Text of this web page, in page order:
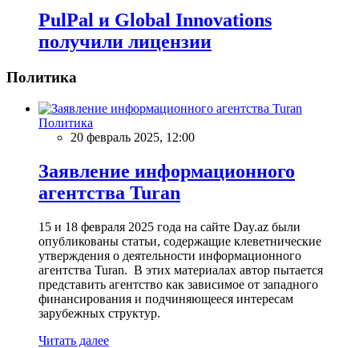
PulPal и Global Innovations
получили лицензии
Политика
Политика
20 февраль 2025, 12:00
Заявление информационного
агентства Turan
15 и 18 февраля 2025 года на сайте Day.az были
опубликованы статьи, содержащие клеветнические
утверждения о деятельности информационного
агентства Turan. В этих материалах автор пытается
представить агентство как зависимое от западного
финансирования и подчиняющееся интересам
зарубежных структур.
Читать далее